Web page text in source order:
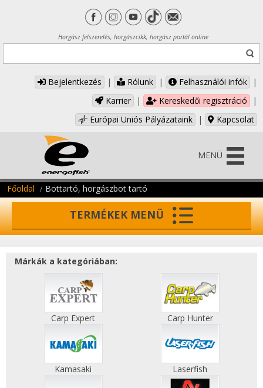
Horgász felszerelés, horgászcikk, horgász portál online
Bejelentkezés | Rólunk | Felhasználói infók
|
Karrier
| Kereskedői regisztráció
|
Európai Uniós Pályázataink
| Kapcsolat
MENÜ
Főoldal Bottartó, horgászbot tartó
TERMÉKEK MENÜ
Márkák a kategóriában:
Carp Expert Carp Hunter
Kamasaki Laserfish